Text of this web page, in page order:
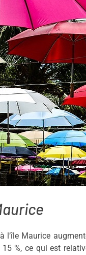
l’île Maurice
%, ce qui est